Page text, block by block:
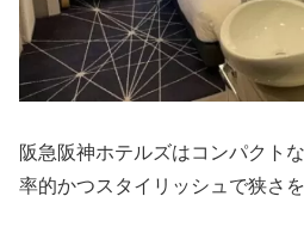
阪急阪神ホテルズはコンパクト
率的かつスタイリッシュで狭さ